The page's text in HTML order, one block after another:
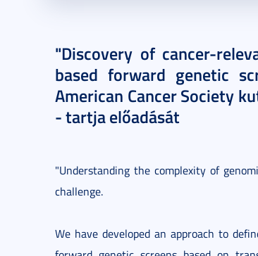
"Discovery of cancer-
based forward genetic
American Cancer Society
- tartja előadását
"Understanding the complexity of
challenge.
We have developed an approach to